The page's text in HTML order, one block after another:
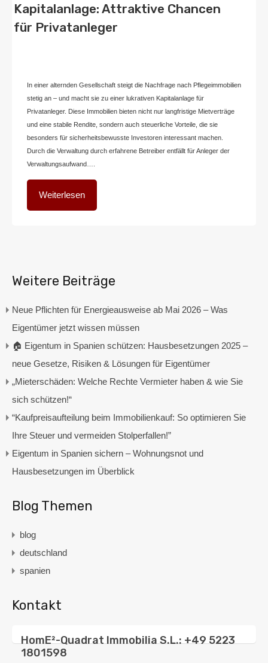
Kapitalanlage: Attraktive Chancen
für Privatanleger
Veröffentlicht in
In einer alternden Gesellschaft steigt die Nachfrage nach Pflegeimmobilien
stetig an – und macht sie zu einer lukrativen Kapitalanlage für
Privatanleger. Diese Immobilien bieten nicht nur langfristige Mietverträge
und eine stabile Rendite, sondern auch steuerliche Vorteile, die sie
besonders für sicherheitsbewusste Investoren interessant machen.
Durch die Verwaltung durch erfahrene Betreiber entfällt für Anleger der
Verwaltungsaufwand….
Weiterlesen
Weitere Beiträge
Neue Pflichten für Energieausweise ab Mai 2026 – Was
Eigentümer jetzt wissen müssen
🏠 Eigentum in Spanien schützen: Hausbesetzungen 2025 –
neue Gesetze, Risiken & Lösungen für Eigentümer
„Mieterschäden: Welche Rechte Vermieter haben & wie Sie
sich schützen!“
“Kaufpreisaufteilung beim Immobilienkauf: So optimieren Sie
Ihre Steuer und vermeiden Stolperfallen!”
Eigentum in Spanien sichern – Wohnungsnot und
Hausbesetzungen im Überblick
Blog Themen
blog
deutschland
spanien
Kontakt
HomE²-Quadrat Immobilia S.L.: +49 5223
1801598